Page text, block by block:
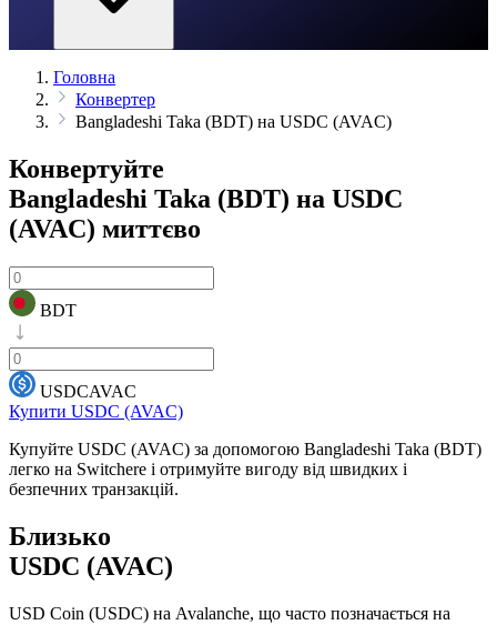
Головна
Конвертер
Bangladeshi Taka (BDT) на USDC (AVAC)
Конвертуйте
Bangladeshi Taka (BDT) на USDC
(AVAC) миттєво
BDT
USDCAVAC
Купити USDC (AVAC)
Купуйте USDC (AVAC) за допомогою Bangladeshi Taka (BDT)
легко на Switchere і отримуйте вигоду від швидких і
безпечних транзакцій.
Близько
USDC (AVAC)
USD Coin (USDC) на Avalanche, що часто позначається на